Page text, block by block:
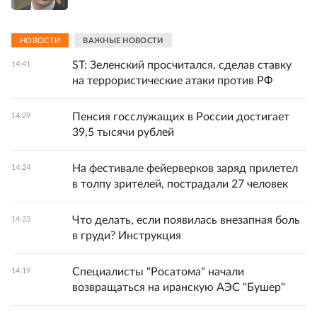
НОВОСТИ ВАЖНЫЕ НОВОСТИ
14:41
ST: Зеленский просчитался, сделав ставку
на террористические атаки против РФ
14:29
Пенсия госслужащих в России достигает
39,5 тысячи рублей
14:24
На фестивале фейерверков заряд прилетел
в толпу зрителей, пострадали 27 человек
14:23
Что делать, если появилась внезапная боль
в груди? Инструкция
14:19
Специалисты "Росатома" начали
возвращаться на иранскую АЭС "Бушер"